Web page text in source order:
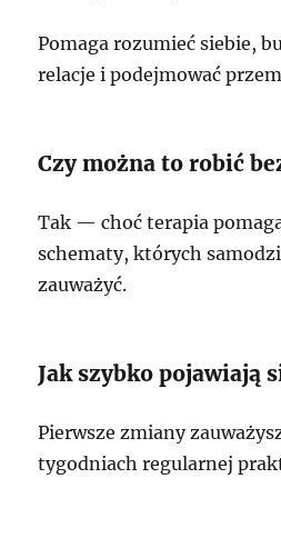
Pomaga rozumieć siebie,
relacje i podejmować
Czy można to robić
Tak — choć terapia
schematy, których
zauważyć.
Jak szybko pojawiają
Pierwsze zmiany
tygodniach regularnej